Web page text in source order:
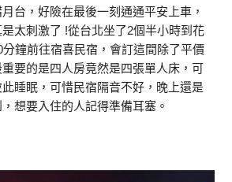
台，好險在最後一刻通通平安上車，
太刺激了 !從台北坐了2個半小時到花
鐘前往宿喜民宿，會訂這間除了平價
要的是四人房竟然是四張單人床，可
睡眠，可惜民宿隔音不好，晚上還是
想要入住的人記得準備耳塞。